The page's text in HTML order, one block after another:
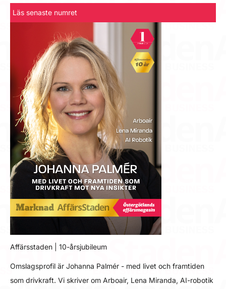
Läs senaste numret
Affärsstaden | 10-årsjubileum
Omslagsprofil är Johanna Palmér - med livet och framtiden
som drivkraft. Vi skriver om Arboair, Lena Miranda, AI-robotik